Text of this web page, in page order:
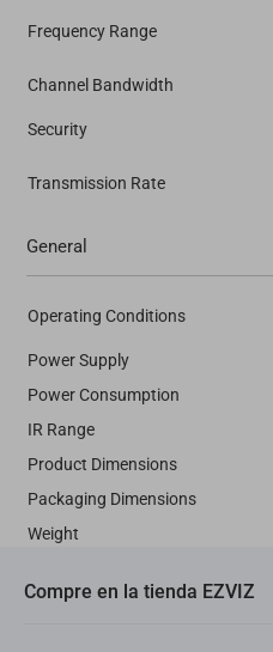
Frequency Range
Channel Bandwidth
Security
Transmission Rate
General
Operating Conditions
Power Supply
Power Consumption
IR Range
Product Dimensions
Packaging Dimensions
Weight
Compre en la tienda EZVIZ